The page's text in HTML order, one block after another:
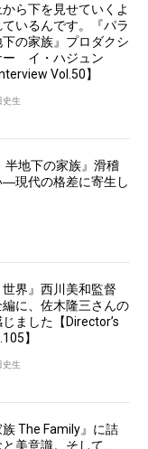
ら下を見せていくよ
いるんです。『パラ
の家族』プロダクシ
ー イ・ハジュン
Vol.50】
史生
半地下の家族』滑稽
―現代の格差に寄生し
世界』西川美和監督
編に、佐木隆三さんの
ました【Director’s
】
史生
族 The Family』に詰
美意識。そして、